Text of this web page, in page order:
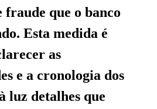
fraude que o banco
Esta medida é
as
e a cronologia dos
luz detalhes que